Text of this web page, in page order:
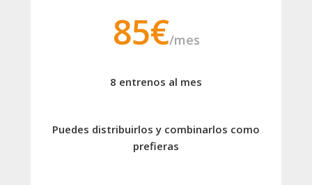
85€/mes
8 entrenos al mes
Puedes distribuirlos y combinarlos como
prefieras